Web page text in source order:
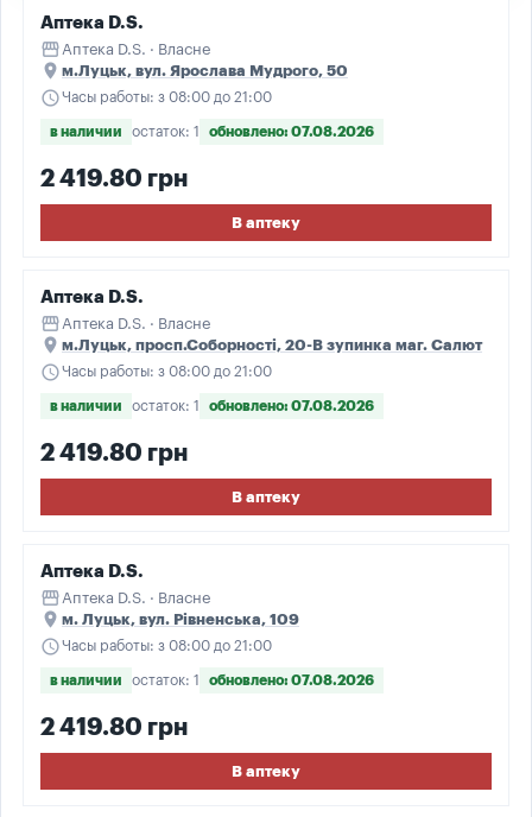
Аптека D.S.
storefront Аптека D.S. · Власне
place м.Луцьк, вул. Ярослава Мудрого, 50
scheduleЧасы работы: з 08:00 до 21:00
в наличии остаток: 1 обновлено: 07.08.2026
2 419.80 грн
В аптеку
Аптека D.S.
storefront Аптека D.S. · Власне
place м.Луцьк, просп.Соборності, 20-В зупинка маг. Салют
scheduleЧасы работы: з 08:00 до 21:00
в наличии остаток: 1 обновлено: 07.08.2026
2 419.80 грн
В аптеку
Аптека D.S.
storefront Аптека D.S. · Власне
place м. Луцьк, вул. Рівненська, 109
scheduleЧасы работы: з 08:00 до 21:00
в наличии остаток: 1 обновлено: 07.08.2026
2 419.80 грн
В аптеку